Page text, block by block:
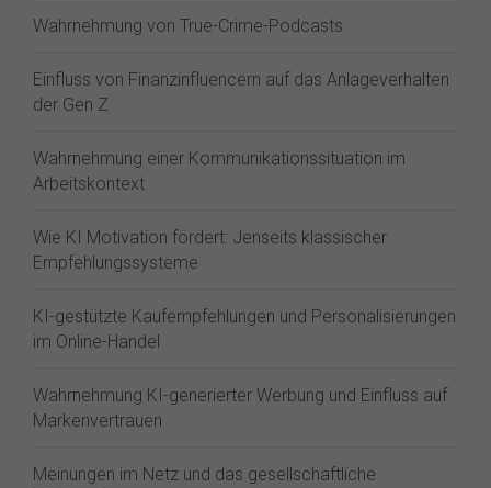
Wahrnehmung von True-Crime-Podcasts
Einfluss von Finanzinfluencern auf das Anlageverhalten
der Gen Z⁠
Wahrnehmung einer Kommunikationssituation im
Arbeitskontext
Wie KI Motivation fördert: Jenseits klassischer
Empfehlungssysteme
KI-gestützte Kaufempfehlungen und Personalisierungen
im Online-Handel
Wahrnehmung KI-generierter Werbung und Einfluss auf
Markenvertrauen
Meinungen im Netz und das gesellschaftliche